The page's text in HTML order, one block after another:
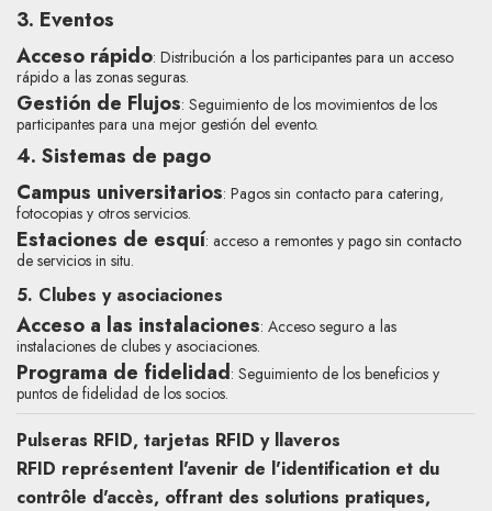
3. Eventos
Acceso rápido: Distribución a los participantes para un acceso
rápido a las zonas seguras.
Gestión de Flujos: Seguimiento de los movimientos de los
participantes para una mejor gestión del evento.
4. Sistemas de pago
Campus universitarios: Pagos sin contacto para catering,
fotocopias y otros servicios.
Estaciones de esquí: acceso a remontes y pago sin contacto
de servicios in situ.
5. Clubes y asociaciones
Acceso a las instalaciones: Acceso seguro a las
instalaciones de clubes y asociaciones.
Programa de fidelidad: Seguimiento de los beneficios y
puntos de fidelidad de los socios.
Pulseras RFID, tarjetas RFID y llaveros
RFID représentent l'avenir de l'identification et du
contrôle d'accès, offrant des solutions pratiques,